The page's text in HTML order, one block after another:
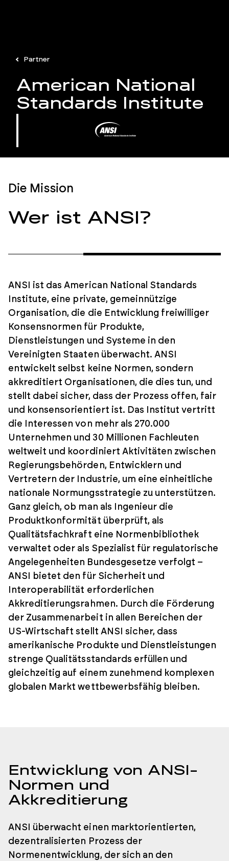
Partner
American National
Standards Institute
Die Mission
Wer ist ANSI?
ANSI ist das American National Standards
Institute, eine private, gemeinnützige
Organisation, die die Entwicklung freiwilliger
Konsensnormen für Produkte,
Dienstleistungen und Systeme in den
Vereinigten Staaten überwacht. ANSI
entwickelt selbst keine Normen, sondern
akkreditiert Organisationen, die dies tun, und
stellt dabei sicher, dass der Prozess offen, fair
und konsensorientiert ist. Das Institut vertritt
die Interessen von mehr als 270.000
Unternehmen und 30 Millionen Fachleuten
weltweit und koordiniert Aktivitäten zwischen
Regierungsbehörden, Entwicklern und
Vertretern der Industrie, um eine einheitliche
nationale Normungsstrategie zu unterstützen.
Ganz gleich, ob man als Ingenieur die
Produktkonformität überprüft, als
Qualitätsfachkraft eine Normenbibliothek
verwaltet oder als Spezialist für regulatorische
Angelegenheiten Bundesgesetze verfolgt –
ANSI bietet den für Sicherheit und
Interoperabilität erforderlichen
Akkreditierungsrahmen. Durch die Förderung
der Zusammenarbeit in allen Bereichen der
US-Wirtschaft stellt ANSI sicher, dass
amerikanische Produkte und Dienstleistungen
strenge Qualitätsstandards erfüllen und
gleichzeitig auf einem zunehmend komplexen
globalen Markt wettbewerbsfähig bleiben.
Entwicklung von ANSI-
Normen und
Akkreditierung
ANSI überwacht einen marktorientierten,
dezentralisierten Prozess der
Normenentwicklung, der sich an den